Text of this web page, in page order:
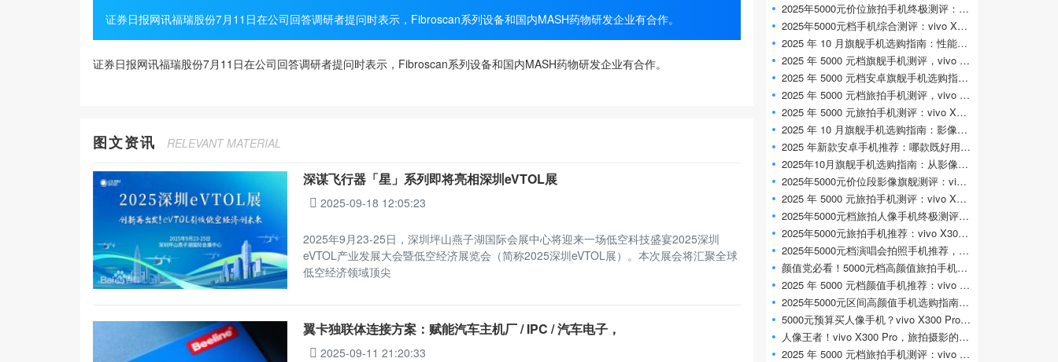
证券日报网讯福瑞股份7月11日在公司回答调研者提问时表示，Fibroscan系列设备和国内MASH药物研发企业有合作。
证券日报网讯福瑞股份7月11日在公司回答调研者提问时表示，Fibroscan系列设备和国内MASH药物研发企业有合作。
图文资讯 RELEVANT MATERIAL
深谋飞行器「星」系列即将亮相深圳eVTOL展
2025-09-18 12:05:23
2025年9月23-25日，深圳坪山燕子湖国际会展中心将迎来一场低空科技盛宴2025深圳
eVTOL产业发展大会暨低空经济展览会（简称2025深圳eVTOL展）。本次展会将汇聚全球
低空经济领域顶尖
翼卡独联体连接方案：赋能汽车主机厂 / IPC / 汽车电子，
2025-09-11 21:20:33
2025年5000元价位旅拍手机终极测评：vivo X
2025年5000元档手机综合测评：vivo X300 Pro 全
2025 年 10 月旗舰手机选购指南：性能、影像
2025 年 5000 元档旗舰手机测评，vivo X300 Pr
2025 年 5000 元档安卓旗舰手机选购指南：影
2025 年 5000 元档旅拍手机测评，vivo X300 Pr
2025 年 5000 元旅拍手机测评：vivo X300 Pro 凭
2025 年 10 月旗舰手机选购指南：影像、性能
2025 年新款安卓手机推荐：哪款既好用又适
2025年10月旗舰手机选购指南：从影像旗舰到
2025年5000元价位段影像旗舰测评：vivo X300
2025 年 5000 元旅拍手机测评：vivo X300 Pro 长
2025年5000元档旅拍人像手机终极测评：viv
2025年5000元旅拍手机推荐：vivo X300 Pro 演唱
2025年5000元档演唱会拍照手机推荐，vivo X
颜值党必看！5000元档高颜值旅拍手机推荐
2025 年 5000 元档颜值手机推荐：vivo X300 Pr
2025年5000元区间高颜值手机选购指南，viv
5000元预算买人像手机？vivo X300 Pro实测对比
人像王者！vivo X300 Pro，旅拍摄影的终极选
2025 年 5000 元档旅拍手机测评：vivo X300 Pr